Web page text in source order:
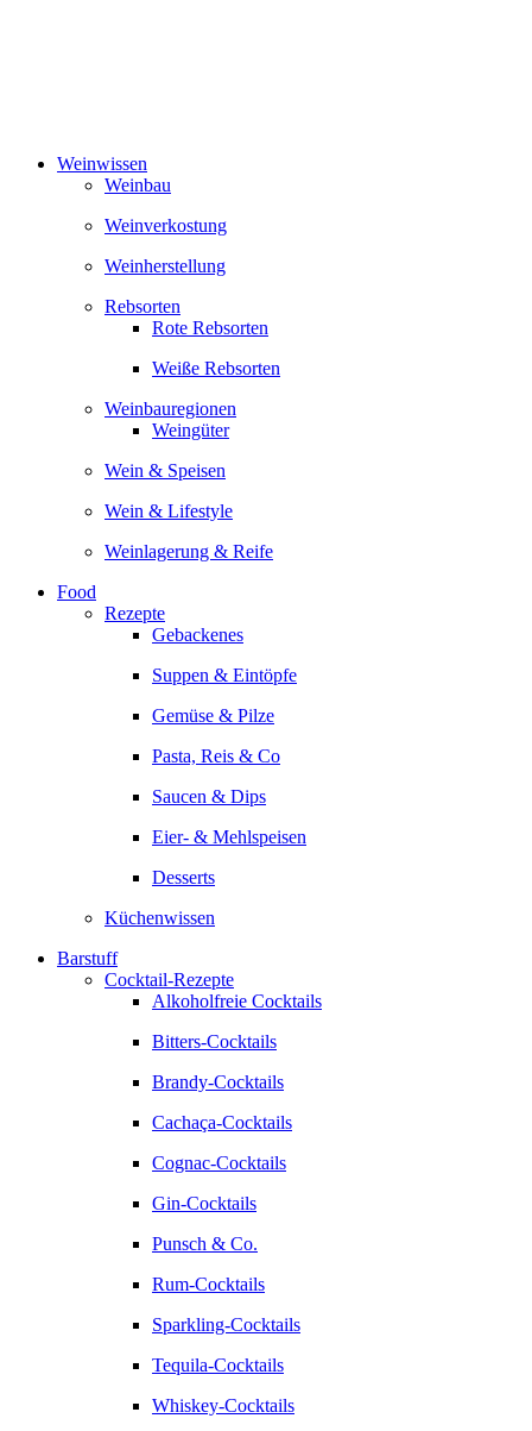
Weinwissen
Weinbau
Weinverkostung
Weinherstellung
Rebsorten
Rote Rebsorten
Weiße Rebsorten
Weinbauregionen
Weingüter
Wein & Speisen
Wein & Lifestyle
Weinlagerung & Reife
Food
Rezepte
Gebackenes
Suppen & Eintöpfe
Gemüse & Pilze
Pasta, Reis & Co
Saucen & Dips
Eier- & Mehlspeisen
Desserts
Küchenwissen
Barstuff
Cocktail-Rezepte
Alkoholfreie Cocktails
Bitters-Cocktails
Brandy-Cocktails
Cachaça-Cocktails
Cognac-Cocktails
Gin-Cocktails
Punsch & Co.
Rum-Cocktails
Sparkling-Cocktails
Tequila-Cocktails
Whiskey-Cocktails